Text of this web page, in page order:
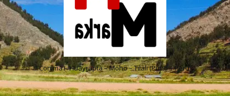
Conima – Huayrapta – Moho – Tilali (Puno – Perú)